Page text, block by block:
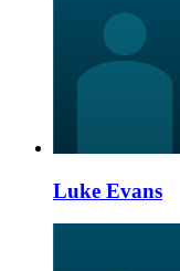
Luke Evans